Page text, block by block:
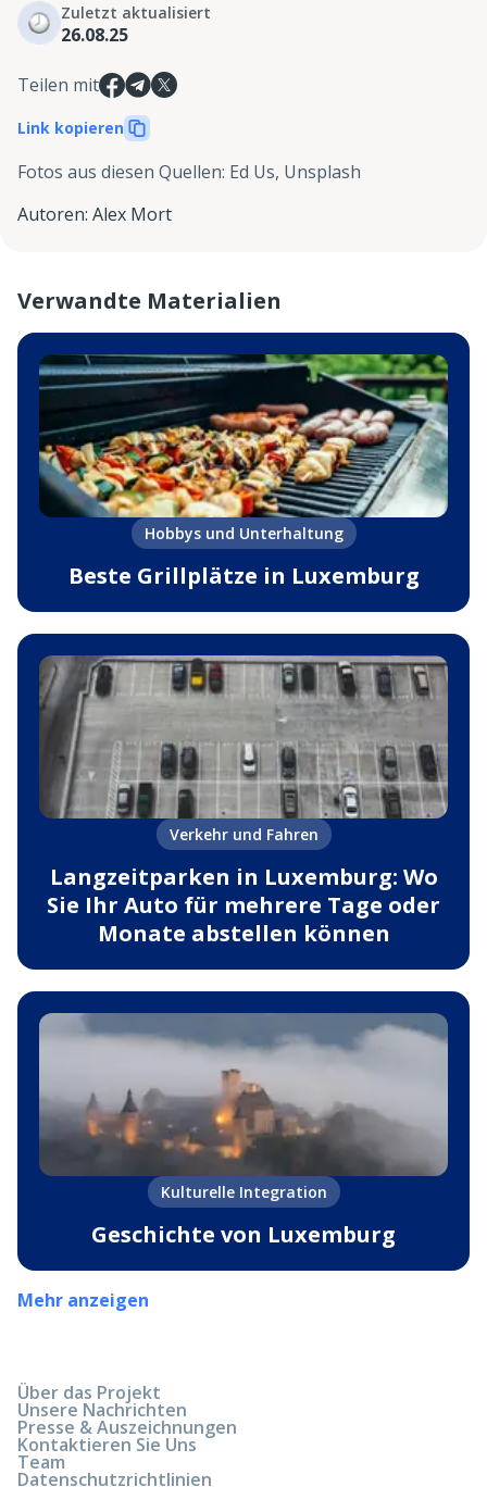
Zuletzt aktualisiert
26.08.25
Teilen mit
Link kopieren
Fotos aus diesen Quellen: Ed Us, Unsplash
Autoren: Alex Mort
Verwandte Materialien
Hobbys und Unterhaltung
Beste Grillplätze in Luxemburg
Verkehr und Fahren
Langzeitparken in Luxemburg: Wo
Sie Ihr Auto für mehrere Tage oder
Monate abstellen können
Kulturelle Integration
Geschichte von Luxemburg
Mehr anzeigen
Über das Projekt
Unsere Nachrichten
Presse & Auszeichnungen
Kontaktieren Sie Uns
Team
Datenschutzrichtlinien